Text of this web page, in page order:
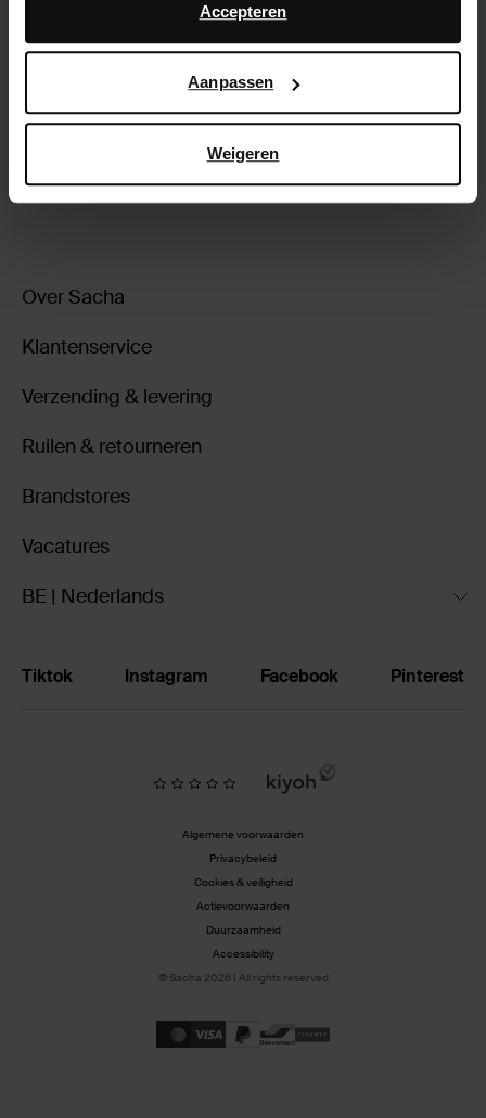
advertentie- en meetdoeleinden. Meer informatie over
hoe Google uw persoonsgegevens gebruikt, vindt u op
Accepteren
Aanpassen
Weigeren
Bezorgen & retour
ga terug
Over Sacha
Klantenservice
Verzending & levering
Ruilen & retourneren
Brandstores
Vacatures
BE | Nederlands
Tiktok Instagram Facebook Pinterest
Algemene voorwaarden
Privacybeleid
Cookies & veiligheid
Actievoorwaarden
Duurzaamheid
Accessibility
© Sacha 2026 | All rights reserved